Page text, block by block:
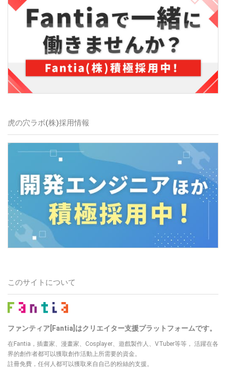
虎の穴ラボ(株)採用情報
このサイトについて
ファンティア[Fantia]はクリエイター支援プラットフォームです。
在Fantia，插畫家、漫畫家、Cosplayer、遊戲製作人、VTuber等等， 活躍在各
界的創作者都可以獲取創作活動上所需要的資金。
註冊免費，任何人都可以獲取來自自己的粉絲的支援。